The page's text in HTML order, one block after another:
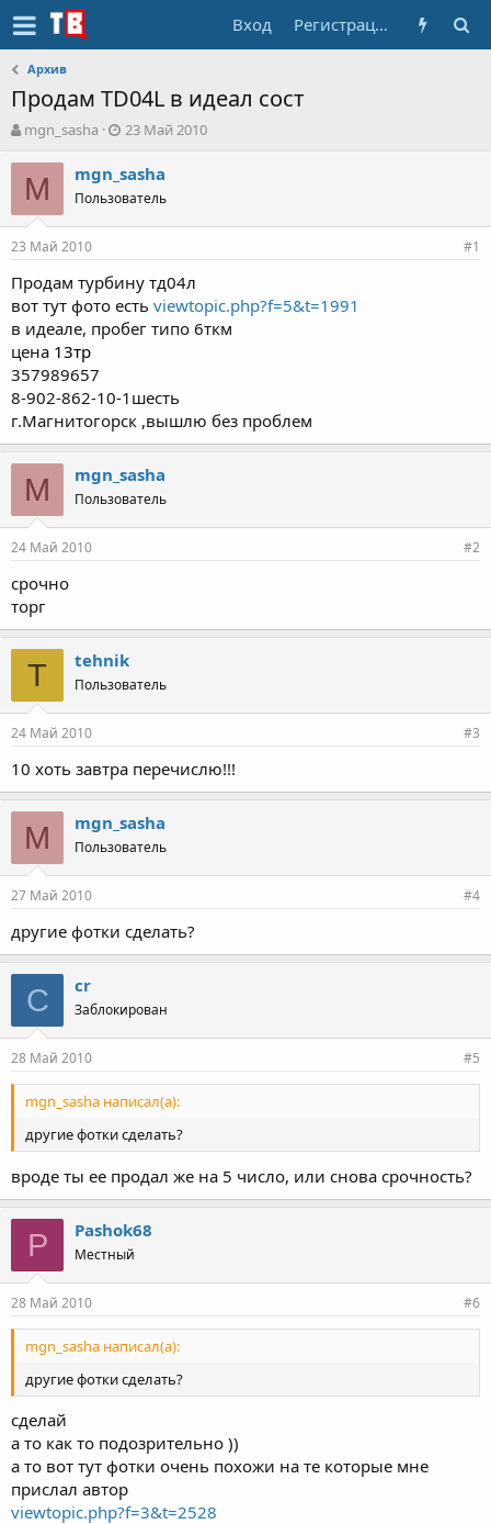
Вход Регистрация
Архив
Продам TD04L в идеал сост
А
т
о
т
е
ы
mgn_sasha
Д
т
н
а
л
а
23 Май 2010
M mgn_sasha
Пользователь
23 Май 2010 #1
Продам турбину тд04л
вот тут фото есть viewtopic.php?f=5&t=1991
в идеале, пробег типо 6ткм
цена 13тр
357989657
8-902-862-10-1шесть
г.Магнитогорск ,вышлю без проблем
M mgn_sasha
Пользователь
24 Май 2010 #2
срочно
торг
T tehnik
Пользователь
24 Май 2010 #3
10 хоть завтра перечислю!!!
M mgn_sasha
Пользователь
27 Май 2010 #4
другие фотки сделать?
C cr
Заблокирован
28 Май 2010 #5
mgn_sasha написал(а):
другие фотки сделать?
вроде ты ее продал же на 5 число, или снова срочность?
P Pashok68
Местный
28 Май 2010 #6
mgn_sasha написал(а):
другие фотки сделать?
сделай
а то как то подозрительно ))
а то вот тут фотки очень похожи на те которые мне
прислал автор
viewtopic.php?f=3&t=2528